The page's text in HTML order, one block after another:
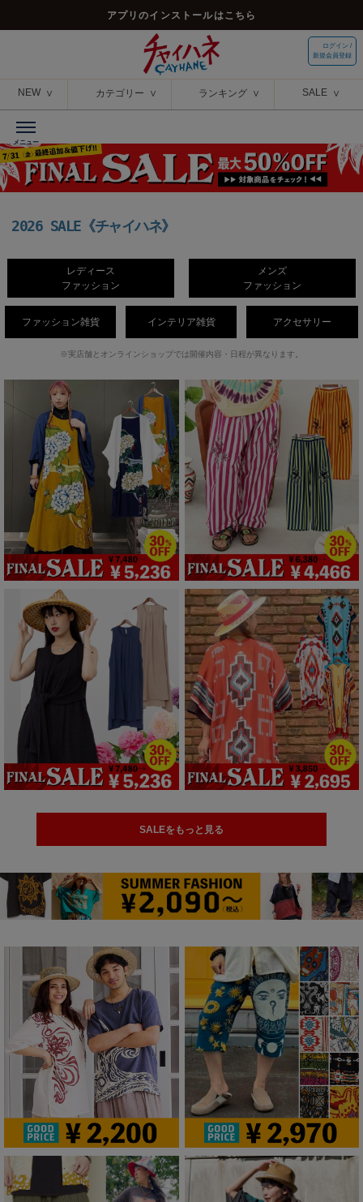
アプリのインストールはこちら
ログイン /
新規会員登録
NEW カテゴリー ランキング SALE
2026 SALE《チャイハネ》
レディース
ファッション
メンズ
ファッション
ファッション雑貨 インテリア雑貨 アクセサリー
※実店舗とオンラインショップでは開催内容・日程が異なります。
SALEをもっと見る